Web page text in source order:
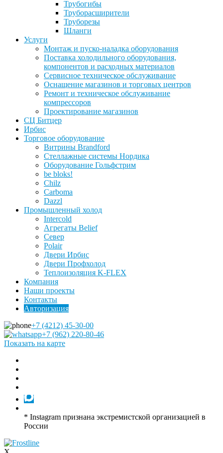
Трубогибы
Труборасширители
Труборезы
Шланги
Услуги
Монтаж и пуско-наладка оборудования
Поставка холодильного оборудования,
компонентов и расходных материалов
Сервисное техническое обслуживание
Оснащение магазинов и торговых центров
Ремонт и техническое обслуживание
компрессоров
Проектирование магазинов
СЦ Битцер
Ирбис
Торговое оборудование
Витрины Brandford
Стеллажные системы Нордика
Оборудование Гольфстрим
be bloks!
Chilz
Carboma
Dazzl
Промышленный холод
Intercold
Агрегаты Belief
Север
Polair
Двери Ирбис
Двери Профхолод
Теплоизоляция K-FLEX
Компания
Наши проекты
Контакты
Авторизация
+7 (4212) 45-30-00
+7 (962) 220-80-46
Показать на карте
* Instagram признана экстремистской организацией в
России